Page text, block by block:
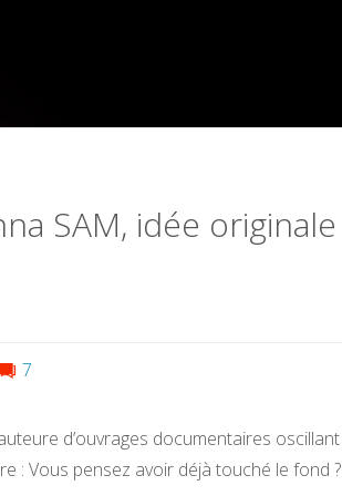
SAM, idée originale
7
d’ouvrages documentaires oscillant
: Vous pensez avoir déjà touché le fond ?